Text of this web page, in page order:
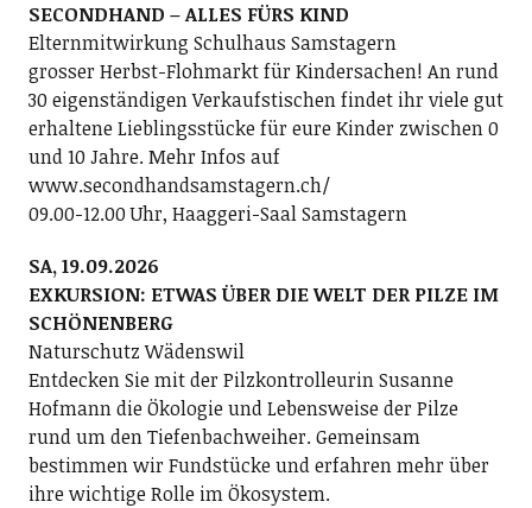
SECONDHAND – ALLES FÜRS KIND
Elternmitwirkung Schulhaus Samstagern
grosser Herbst-Flohmarkt für Kindersachen! An rund
30 eigenständigen Verkaufstischen findet ihr viele gut
erhaltene Lieblingsstücke für eure Kinder zwischen 0
und 10 Jahre. Mehr Infos auf
www.secondhandsamstagern.ch/
09.00-12.00 Uhr, Haaggeri-Saal Samstagern
SA, 19.09.2026
EXKURSION: ETWAS ÜBER DIE WELT DER PILZE IM
SCHÖNENBERG
Naturschutz Wädenswil
Entdecken Sie mit der Pilzkontrolleurin Susanne
Hofmann die Ökologie und Lebensweise der Pilze
rund um den Tiefenbachweiher. Gemeinsam
bestimmen wir Fundstücke und erfahren mehr über
ihre wichtige Rolle im Ökosystem.